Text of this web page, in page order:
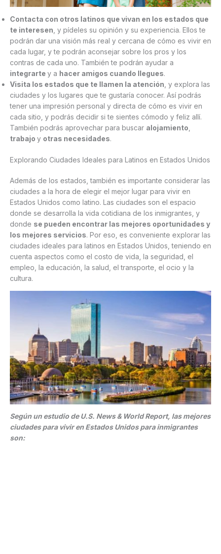
Contacta con otros latinos que vivan en los estados que
te interesen , y pídeles su opinión y su experiencia. Ellos te
podrán dar una visión más real y cercana de cómo es vivir en
cada lugar, y te podrán aconsejar sobre los pros y los
contras de cada uno. También te podrán ayudar a
integrarte y a hacer amigos cuando llegues.
Visita los estados que te llamen la atención , y explora las
ciudades y los lugares que te gustaría conocer. Así podrás
tener una impresión personal y directa de cómo es vivir en
cada sitio, y podrás decidir si te sientes cómodo y feliz allí.
También podrás aprovechar para buscar alojamiento
trabajo y otras necesidades.
Explorando Ciudades Ideales para Latinos en Estados Unidos
Además de los estados, también es importante considerar las
ciudades a la hora de elegir el mejor lugar para vivir en
Estados Unidos como latino. Las ciudades son el espacio
donde se desarrolla la vida cotidiana de los inmigrantes, y
donde se pueden encontrar las mejores oportunidades y
los mejores servicios. Por eso, es conveniente explorar las
ciudades ideales para latinos en Estados Unidos, teniendo en
cuenta aspectos como el costo de vida, la seguridad, el
empleo, la educación, la salud, el transporte, el ocio y la
cultura.
Según un estudio de U.S. News & World Report, las mejores
ciudades para vivir en Estados Unidos para inmigrantes
son: